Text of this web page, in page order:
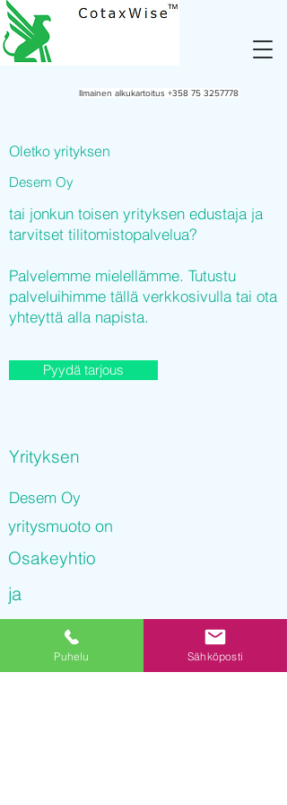
Ilmainen alkukartoitus +358 75 3257778
Oletko yrityksen
Desem Oy
tai jonkun toisen yrityksen edustaja ja
tarvitset tilitomistopalvelua?
Palvelemme mielellämme. Tutustu
palveluihimme tällä verkkosivulla tai ota
yhteyttä alla napista.
Pyydä tarjous
Yrityksen
Desem Oy
yritysmuoto on
Osakeyhtio
ja
Desem Oy
on rekisteröity kaupparekisteriin
Puhelu Sähköposti